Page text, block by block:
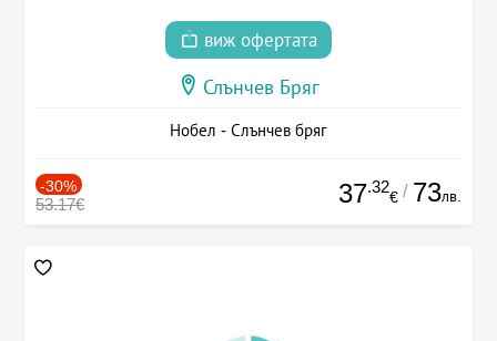
виж офертата
Слънчев Бряг
Нобел - Слънчев бряг
-30%
53.17€ 37.32
€ / 73лв.